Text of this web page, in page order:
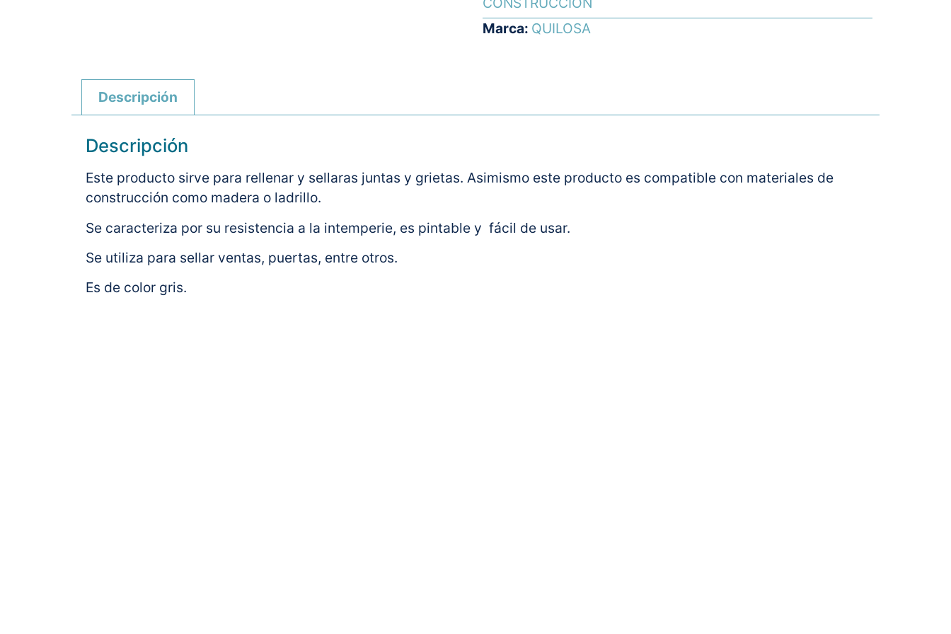
Marca: QUILOSA
Descripción
Descripción
Este producto sirve para rellenar y sellaras juntas y grietas. Asimismo este producto es compatible con materiales de
construcción como madera o ladrillo.
Se caracteriza por su resistencia a la intemperie, es pintable y fácil de usar.
Se utiliza para sellar ventas, puertas, entre otros.
Es de color gris.